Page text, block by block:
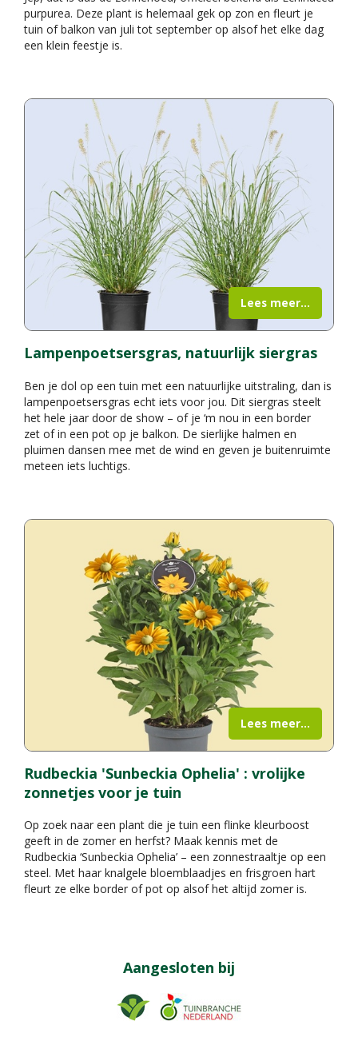
purpurea. Deze plant is helemaal gek op zon en fleurt je
tuin of balkon van juli tot september op alsof het elke dag
een klein feestje is.
Lampenpoetsersgras, natuurlijk siergras
Ben je dol op een tuin met een natuurlijke uitstraling, dan is
lampenpoetsersgras echt iets voor jou. Dit siergras steelt
het hele jaar door de show – of je ‘m nou in een border
zet of in een pot op je balkon. De sierlijke halmen en
pluimen dansen mee met de wind en geven je buitenruimte
meteen iets luchtigs.
Lees meer...
Rudbeckia 'Sunbeckia Ophelia' : vrolijke
zonnetjes voor je tuin
Op zoek naar een plant die je tuin een flinke kleurboost
geeft in de zomer en herfst? Maak kennis met de
Rudbeckia ‘Sunbeckia Ophelia’ – een zonnestraaltje op een
steel. Met haar knalgele bloemblaadjes en frisgroen hart
fleurt ze elke border of pot op alsof het altijd zomer is.
Lees meer...
Aangesloten bij